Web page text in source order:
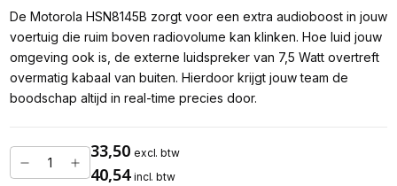
De Motorola HSN8145B zorgt voor een extra audioboost in jouw
voertuig die ruim boven radiovolume kan klinken. Hoe luid jouw
omgeving ook is, de externe luidspreker van 7,5 Watt overtreft
overmatig kabaal van buiten. Hierdoor krijgt jouw team de
boodschap altijd in real-time precies door.
33,50 excl. btw
40,54 incl. btw